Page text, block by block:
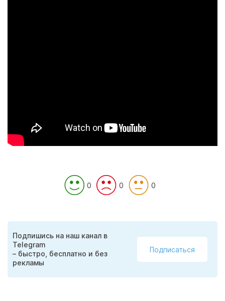
0 0 0
Подпишись на наш канал в
Telegram
– быстро, бесплатно и без
рекламы
Подписаться